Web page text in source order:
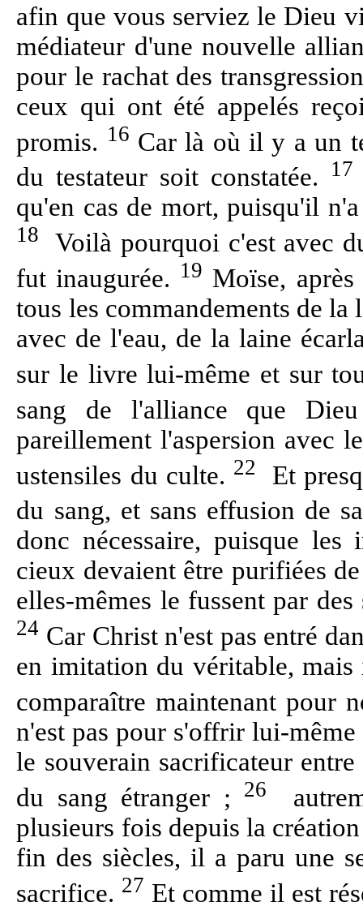
afin que vous serviez le Dieu
médiateur d'une nouvelle
pour le rachat des
ceux qui ont été appelés
promis. 16 Car là où il y a un
du testateur soit constatée.
17
qu'en cas de mort, puisqu'il
18
Voilà pourquoi c'est avec
fut inaugurée. 19 Moïse,
tous les commandements de la
avec de l'eau, de la laine
sur le livre lui-même et sur
sang de l'alliance que
pareillement l'aspersion avec
ustensiles du culte. 22
Et
du sang, et sans effusion de
donc nécessaire, puisque les
cieux devaient être purifiées
elles-mêmes le fussent par
24 Car Christ n'est pas entré
en imitation du véritable,
comparaître maintenant pour
n'est pas pour s'offrir lui-
le souverain sacrificateur
du sang étranger ;
26
plusieurs fois depuis la
fin des siècles, il a paru une
sacrifice. 27 Et comme il est